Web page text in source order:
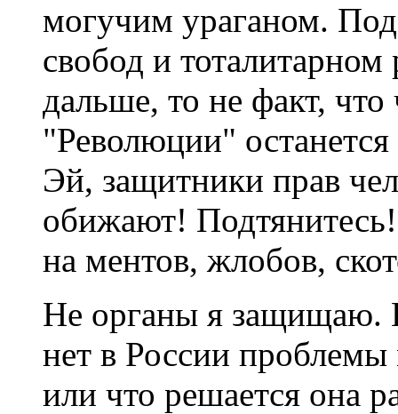
могучим ураганом.
свобод и
дальше, то не факт, что
"Революции"
Эй, защитники прав
обижают!
на ментов, жлобов,
Не органы я защищаю.
нет в России
или что решается она